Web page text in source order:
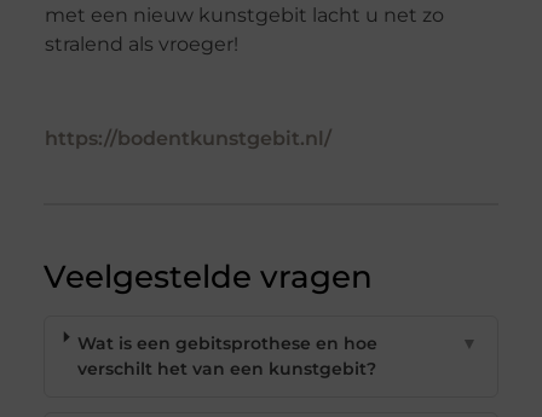
met een nieuw kunstgebit lacht u net zo
stralend als vroeger!
https://bodentkunstgebit.nl/
Veelgestelde vragen
Wat is een gebitsprothese en hoe
verschilt het van een kunstgebit?
▼